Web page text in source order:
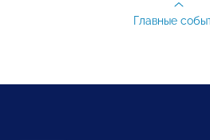
Главные